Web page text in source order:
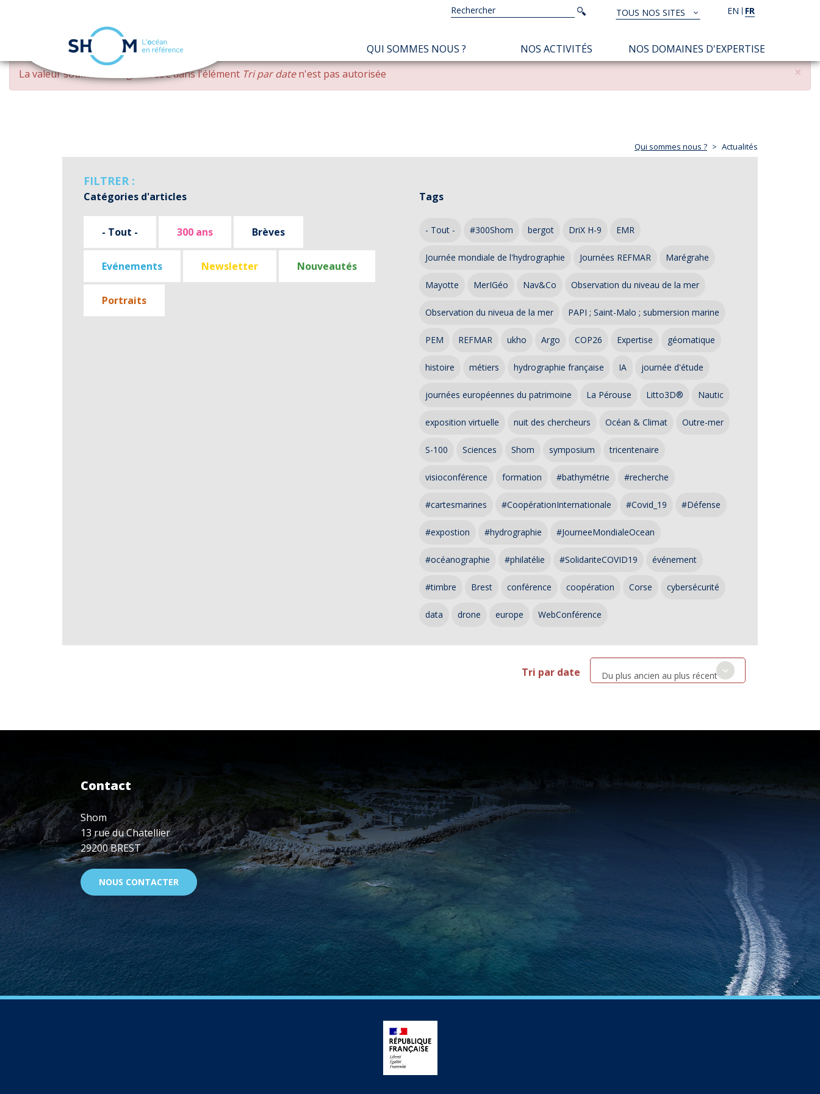
Aller
contenu
EN FR
TOUS
NOS
SITES
TOUS NOS SITES
Rechercher
Rechercher
NAVIGATION
PRINCIPALE
QUI SOMMES NOUS ? NOS ACTIVITÉS NOS DOMAINES D'EXPERTISE
×
MESSAGE
D'ERREUR
La valeur soumise changed DESCdans l'élément Tri par daten'est pas autorisée
Qui sommes nous ? Actualités
FILTRER :
Catégories d'articles
- Tout - 300 ans Brèves
Evénements Newsletter Nouveautés
Portraits
Tags
- Tout - #300Shom bergot DriX H-9 EMR
Journée mondiale de l'hydrographie Journées REFMAR Marégrahe
Mayotte MerIGéo Nav&Co Observation du niveau de la mer
Observation du niveua de la mer PAPI ; Saint-Malo ; submersion marine
PEM REFMAR ukho Argo COP26 Expertise géomatique
histoire métiers hydrographie française IA journée d'étude
journées européennes du patrimoine La Pérouse Litto3D® Nautic
exposition virtuelle nuit des chercheurs Océan & Climat Outre-mer
S-100 Sciences Shom symposium tricentenaire
visioconférence formation #bathymétrie #recherche
#cartesmarines #CoopérationInternationale #Covid_19 #Défense
#expostion #hydrographie #JourneeMondialeOcean
#océanographie #philatélie #SolidariteCOVID19 événement
#timbre Brest conférence coopération Corse cybersécurité
data drone europe WebConférence
Tri par date Du plus ancien au plus récent
Contact
Shom
13 rue du Chatellier
29200 BREST
NOUS CONTACTER